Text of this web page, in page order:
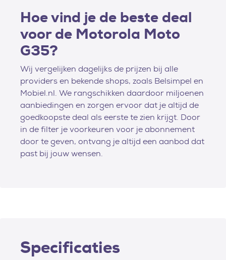
Hoe vind je de beste deal
voor de Motorola Moto
G35?
Wij vergelijken dagelijks de prijzen bij alle
providers en bekende shops, zoals Belsimpel en
Mobiel.nl. We rangschikken daardoor miljoenen
aanbiedingen en zorgen ervoor dat je altijd de
goedkoopste deal als eerste te zien krijgt. Door
in de filter je voorkeuren voor je abonnement
door te geven, ontvang je altijd een aanbod dat
past bij jouw wensen.
Specificaties